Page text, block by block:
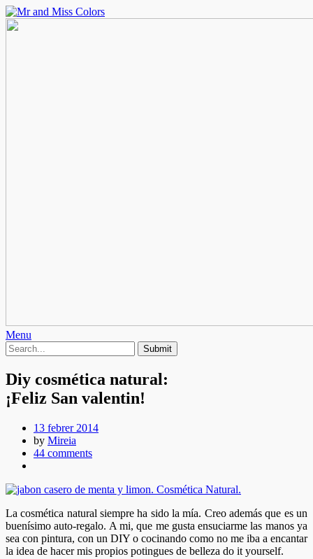
Menu
Diy cosmética natural:
¡Feliz San valentin!
13 febrer 2014
by Mireia
44 comments
La cosmética natural siempre ha sido la mía. Creo además que es un
buenísimo auto-regalo. A mi, que me gusta ensuciarme las manos ya
sea con pintura, con un DIY o cocinando como no me iba a encantar
la idea de hacer mis propios potingues de belleza do it yourself.